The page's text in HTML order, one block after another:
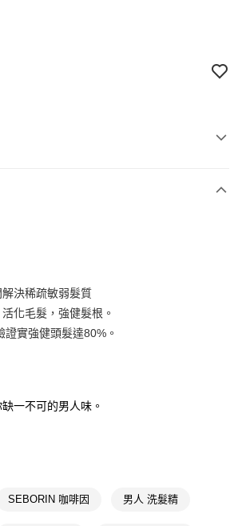
」】
決稀疏敏弱髮質
化毛髮，強健髮根。
實強健頭髮達80%。
一不可的男人味。
SEBORIN 咖啡因 男人 洗髮精